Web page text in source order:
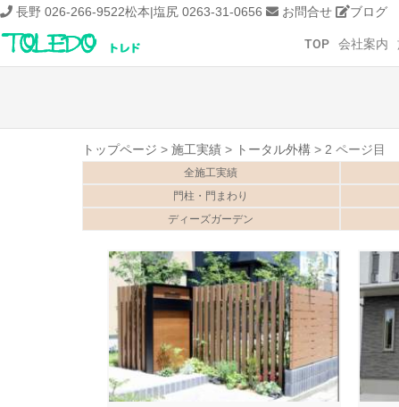
長野 026-266-9522松本|塩尻 0263-31-0656 お問合せ ブログ
TOP
会社案内
トップページ > 施工実績 > トータル外構 > 2 ページ目
全施工実績
門柱・門まわり
ディーズガーデン